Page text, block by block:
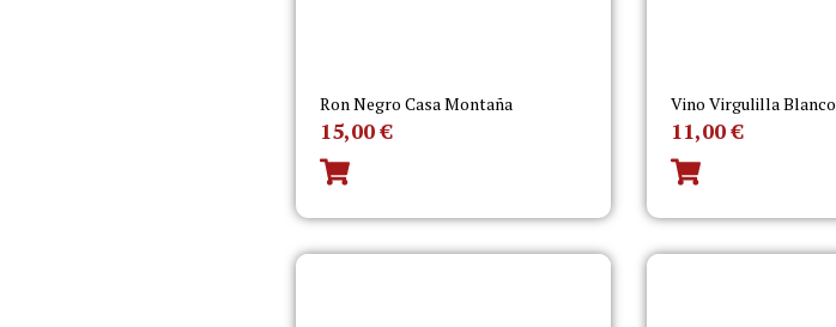
Ron Negro Casa Montaña
15,00€
Vino Virgulilla Blanco
11,00€